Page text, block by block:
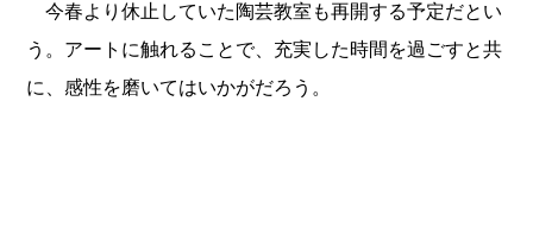
今春より休止していた陶芸教室も再開する予定だとい
う。アートに触れることで、充実した時間を過ごすと共
に、感性を磨いてはいかがだろう。